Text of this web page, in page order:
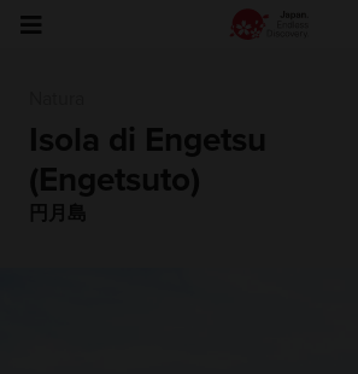
Isola di Engetsu
(Engetsuto)
円月島